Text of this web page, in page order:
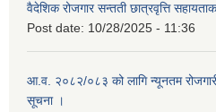
वैदेशिक रोजगार सन्तती छात्रवृत्ति
Post date: 10/28/2025 - 11:36
आ.व. २०८२/०८३ को लागि न्यूनतम
सूचना ।